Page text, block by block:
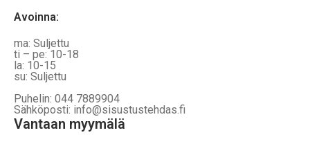
Avoinna:
ma: Suljettu
ti – pe: 10-18
la: 10-15
su: Suljettu
Puhelin: 044 7889904
Sähköposti: info@sisustustehdas.fi
Vantaan myymälä